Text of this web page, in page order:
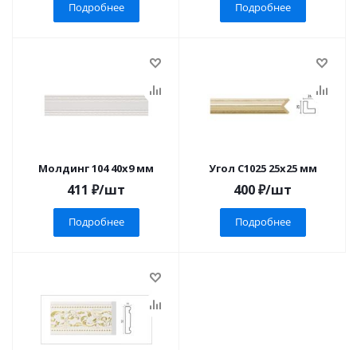
Подробнее Подробнее
Молдинг 104 40x9 мм
411 ₽/шт
Подробнее
Угол C1025 25x25 мм
400₽/шт
Подробнее